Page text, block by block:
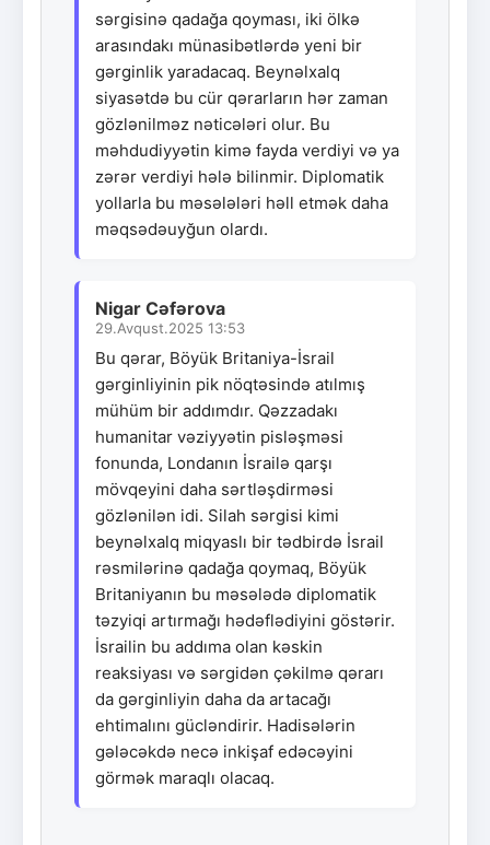
sərgisinə qadağa qoyması, iki ölkə
arasındakı münasibətlərdə yeni bir
gərginlik yaradacaq. Beynəlxalq
siyasətdə bu cür qərarların hər zaman
gözlənilməz nəticələri olur. Bu
məhdudiyyətin kimə fayda verdiyi və ya
zərər verdiyi hələ bilinmir. Diplomatik
yollarla bu məsələləri həll etmək daha
məqsədəuyğun olardı.
Nigar Cəfərova
29.Avqust.2025 13:53
Bu qərar, Böyük Britaniya-İsrail
gərginliyinin pik nöqtəsində atılmış
mühüm bir addımdır. Qəzzadakı
humanitar vəziyyətin pisləşməsi
fonunda, Londanın İsrailə qarşı
mövqeyini daha sərtləşdirməsi
gözlənilən idi. Silah sərgisi kimi
beynəlxalq miqyaslı bir tədbirdə İsrail
rəsmilərinə qadağa qoymaq, Böyük
Britaniyanın bu məsələdə diplomatik
təzyiqi artırmağı hədəflədiyini göstərir.
İsrailin bu addıma olan kəskin
reaksiyası və sərgidən çəkilmə qərarı
da gərginliyin daha da artacağı
ehtimalını gücləndirir. Hadisələrin
gələcəkdə necə inkişaf edəcəyini
görmək maraqlı olacaq.